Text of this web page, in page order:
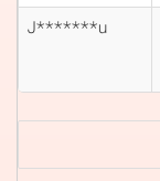
J*******u